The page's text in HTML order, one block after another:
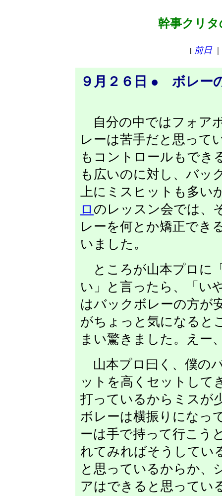
幹事クリタ
[ 前日
９月２６日 ● ボレー
自分の中ではフォア
レーは苦手だと思って
もコントロールもでき
も広いのに対し、バッ
上にミスヒットも多い
ロ のレッスン会では、
レーを何とか矯正でき
いました。
ところが山本プロに
い」と言ったら、「い
はバックボレーの方が
がちょっと気になると
まい驚きました。えー
山本プロ曰く、僕の
ットを高くセットして
打っているからミスが
ボレーは横振りになっ
ーは手で持って行こう
れてみればそうしてい
と思っているからか、
アはできると思ってい